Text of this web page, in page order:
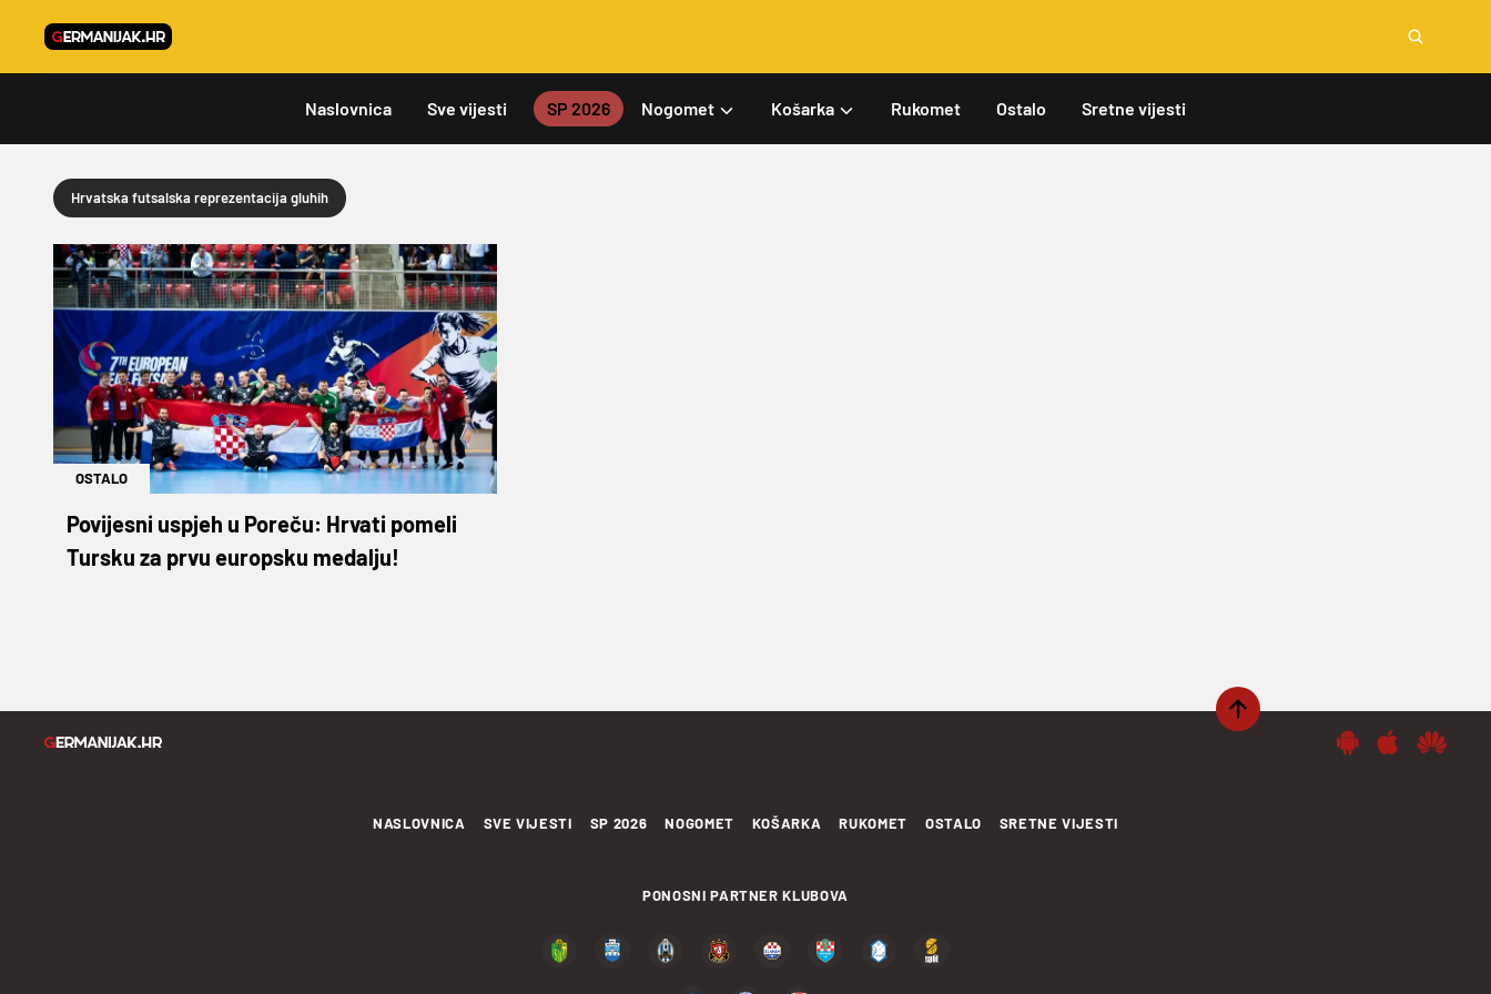
Naslovnica Sve vijesti SP 2026 Nogomet Košarka Rukomet Ostalo Sretne vijesti
Hrvatska futsalska reprezentacija gluhih
OSTALO
Povijesni uspjeh u Poreču: Hrvati pomeli
Tursku za prvu europsku medalju!
NASLOVNICA SVE VIJESTI SP 2026 NOGOMET KOŠARKA RUKOMET OSTALO SRETNE VIJESTI
PONOSNI PARTNER KLUBOVA